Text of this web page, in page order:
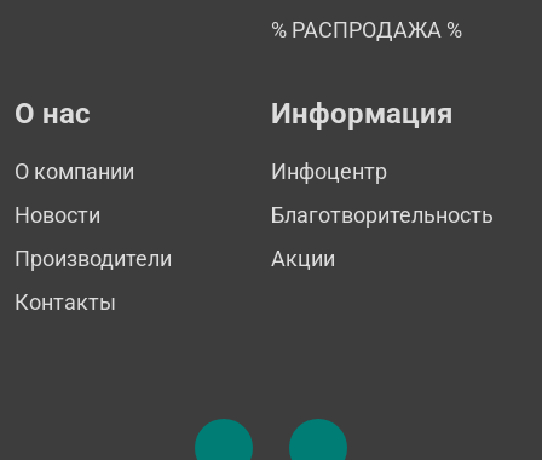
% РАСПРОДАЖА %
О нас
О компании
Новости
Производители
Контакты
Информация
Инфоцентр
Благотворительность
Акции